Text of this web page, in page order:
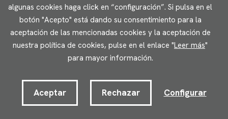
Viernes
9:00 - 14:00
Aviso legal Política de privacidad
Uso de cookies
Accesibilidad
algunas cookies haga click en “configuración”. Si pulsa en el
botón "Acepto" está dando su consentimiento para la
aceptación de las mencionadas cookies y la aceptación de
nuestra política de cookies, pulse en el enlace "Leer más"
para mayor información.
Aceptar Rechazar Configurar